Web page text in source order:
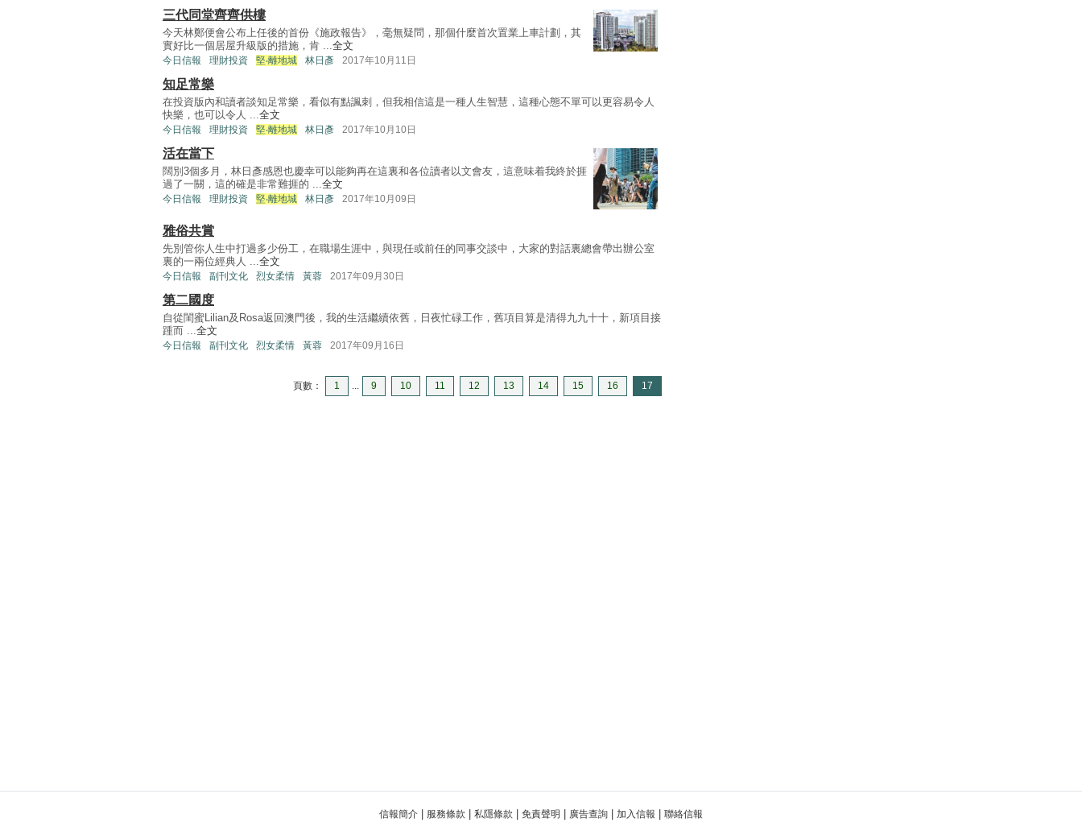
三代同堂齊齊供樓
今天林鄭便會公布上任後的首份《施政報告》，毫無疑問，那個什麼首次置業上車計劃，其
實好比一個居屋升級版的措施，肯 ... 全文
今日信報 理財投資 堅‧離地城 林日彥 2017年10月11日
知足常樂
在投資版內和讀者談知足常樂，看似有點諷刺，但我相信這是一種人生智慧，這種心態不單可以更容易令人
快樂，也可以令人 ... 全文
今日信報 理財投資 堅‧離地城 林日彥 2017年10月10日
活在當下
闊別3個多月，林日彥感恩也慶幸可以能夠再在這裏和各位讀者以文會友，這意味着我終於捱
過了一關，這的確是非常難捱的 ... 全文
今日信報 理財投資 堅‧離地城 林日彥 2017年10月09日
雅俗共賞
先別管你人生中打過多少份工，在職場生涯中，與現任或前任的同事交談中，大家的對話裏總會帶出辦公室
裏的一兩位經典人 ...全文
今日信報 副刊文化 烈女柔情 黃蓉 2017年09月30日
第二國度
自從閨蜜Lilian及Rosa返回澳門後，我的生活繼續依舊，日夜忙碌工作，舊項目算是清得九九十十，新項目接
踵而 ...全文
今日信報 副刊文化 烈女柔情 黃蓉 2017年09月16日
頁數： 1 ... 9 10 11 12 13 14 15 16 17
信報簡介 服務條款 私隱條款 免責聲明 廣告查詢 加入信報 聯絡信報